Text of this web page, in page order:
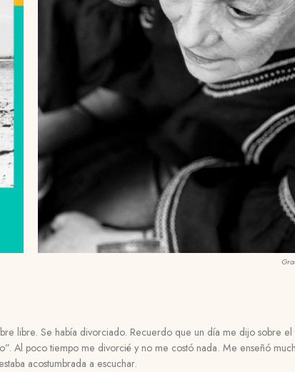
libre. Se había divorciado. Recuerdo que un día me dijo sobre el
Al poco tiempo me divorcié y no me costó nada. Me enseñó
acostumbrada a escuchar.